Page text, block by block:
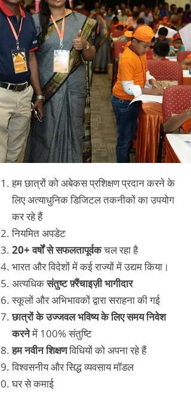
हम छात्रों को अबेकस प्रशिक्षण प्रदान करने के
लिए अत्याधुनिक डिजिटल तकनीकों का उपयोग
कर रहे हैं
नियमित अपडेट
20+ वर्षों से सफलतापूर्वकचल रहा है
भारत और विदेशों में कई राज्यों में उद्यम किया।
अत्यधिकसंतुष्ट फ़्रैंचाइज़ी भागीदार
स्कूलों और अभिभावकों द्वारा सराहना की गई
छात्रों के उज्जवल भविष्य के लिए समय निवेश
करनेमें 100% संतुष्टि
हम नवीन शिक्षणविधियों को अपना रहे हैं
विश्वसनीय और सिद्ध व्यवसाय मॉडल
घर से कमाई